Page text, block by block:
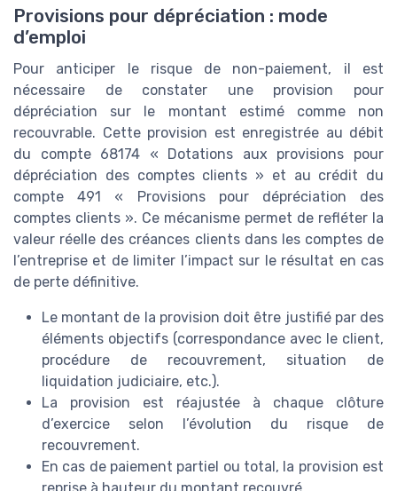
Provisions pour dépréciation : mode
d’emploi
Pour anticiper le risque de non-paiement, il est
nécessaire de constater une provision pour
dépréciation sur le montant estimé comme non
recouvrable. Cette provision est enregistrée au débit
du compte 68174 « Dotations aux provisions pour
dépréciation des comptes clients » et au crédit du
compte 491 « Provisions pour dépréciation des
comptes clients ». Ce mécanisme permet de refléter la
valeur réelle des créances clients dans les comptes de
l’entreprise et de limiter l’impact sur le résultat en cas
de perte définitive.
Le montant de la provision doit être justifié par des
éléments objectifs (correspondance avec le client,
procédure de recouvrement, situation de
liquidation judiciaire, etc.).
La provision est réajustée à chaque clôture
d’exercice selon l’évolution du risque de
recouvrement.
En cas de paiement partiel ou total, la provision est
reprise à hauteur du montant recouvré.